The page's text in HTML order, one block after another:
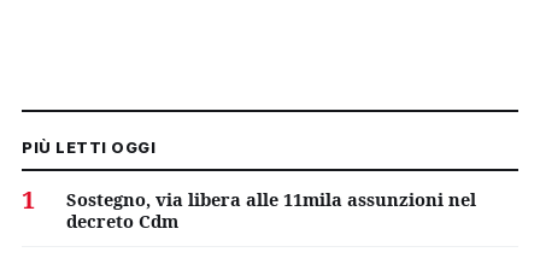
PIÙ LETTI OGGI
1
Sostegno, via libera alle 11mila assunzioni nel
decreto Cdm